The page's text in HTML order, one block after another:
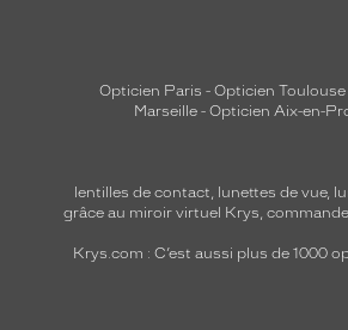
Opticien Paris - Opticien Toulouse
Marseille - Opticien Aix-en-
lentilles de contact, lunettes de vue,
grâce au miroir virtuel Krys,
Krys.com : C’est aussi plus de 1000